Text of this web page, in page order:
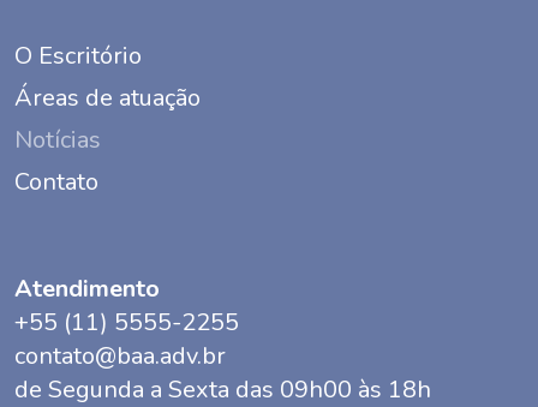
O Escritório
Áreas de atuação
Notícias
Contato
Atendimento
+55 (11) 5555-2255
contato@baa.adv.br
de Segunda a Sexta das 09h00 às 18h